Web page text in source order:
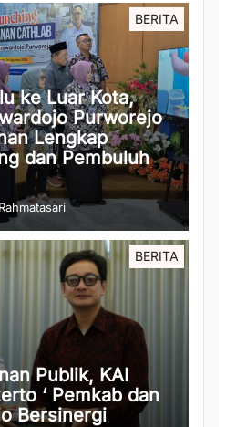
BERITA
ke Luar Kota,
Purworejo
Lengkap
dan Pembuluh
BERITA
Publik, KAI
‘ Pemkab dan
Bersinergi